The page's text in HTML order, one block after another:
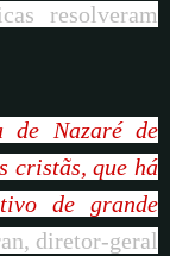
resolveram
de Nazaré de
cristãs, que há
de grande
diretor-geral